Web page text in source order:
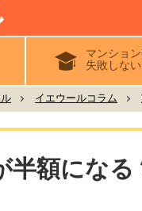
マンショ
失敗しな
イエウールコラム
半額にな